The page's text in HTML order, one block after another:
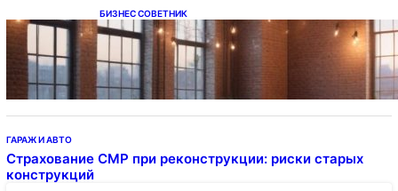
БИЗНЕС СОВЕТНИК
Подвесные светодиодные светильники на
тросе
ГАРАЖ И АВТО
Страхование СМР при реконструкции: риски старых
конструкций